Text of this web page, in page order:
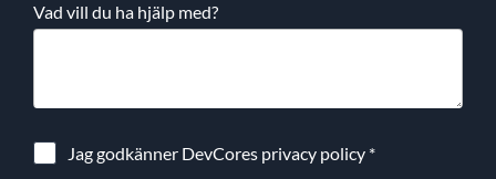
Vad vill du ha hjälp med?
Jag godkänner DevCores privacy policy *